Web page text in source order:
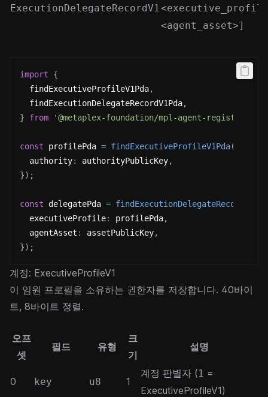
ExecutionDelegateRecordV1
<agent_asset>]
import
{
  findExecutiveProfileV1Pda
,
  findExecutionDelegateRecordV1Pda
,
}
from '@metaplex-foundation/mpl-agent-registry'
const profilePda = findExecutiveProfileV1Pda(
  authority
: authorityPublicKey,
}) ;
const delegatePda = findExecutionDelegateRecordV1Pda
  executiveProfile
: profilePda,
  agentAsset
: assetPublicKey,
}) ;
계정: ExecutiveProfileV1
이 임원 프로필을 소유하는 권한자를 저장합니다. 40바이
트, 8바이트 정렬.
오프
셋
필드 유형
크
기
설명
0 key u8 1
계정 판별자 (1 =
ExecutiveProfileV1)